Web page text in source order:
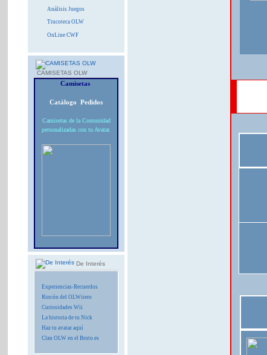
Análisis Juegos
Trucoteca OLW
OnLine CWF
CAMISETAS OLW
Camisetas
Catálogo Pedidos
Camisetas de la Comunidad
personalizadas con tu Avatar.
De Interés
Experiencias-Recuerdos
Rincón del OLWiiero
Curiosidades Wii
La historia de tu Nick
Haz tu avatar aquí
Clan OLW en el Bruto.es